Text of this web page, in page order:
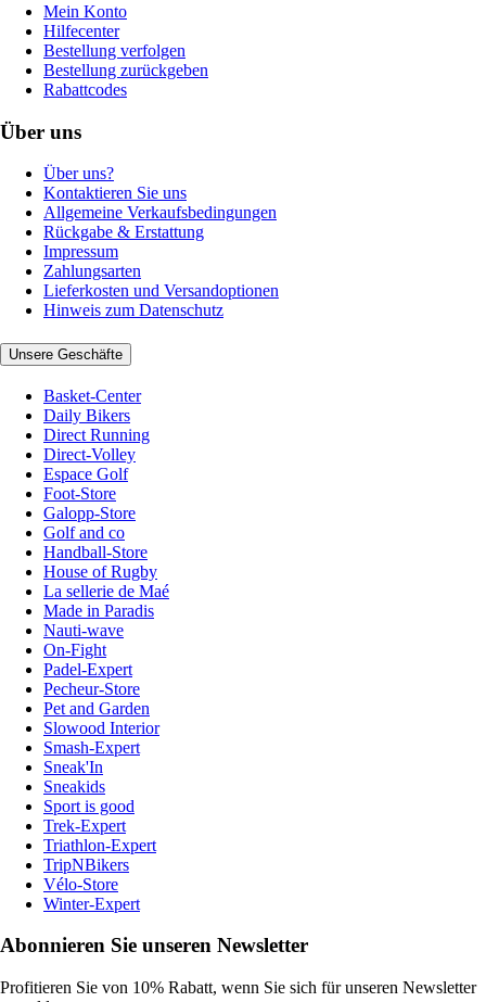
Mein Konto
Hilfecenter
Bestellung verfolgen
Bestellung zurückgeben
Rabattcodes
Über uns
Über uns?
Kontaktieren Sie uns
Allgemeine Verkaufsbedingungen
Rückgabe & Erstattung
Impressum
Zahlungsarten
Lieferkosten und Versandoptionen
Hinweis zum Datenschutz
Unsere Geschäfte
Basket-Center
Daily Bikers
Direct Running
Direct-Volley
Espace Golf
Foot-Store
Galopp-Store
Golf and co
Handball-Store
House of Rugby
La sellerie de Maé
Made in Paradis
Nauti-wave
On-Fight
Padel-Expert
Pecheur-Store
Pet and Garden
Slowood Interior
Smash-Expert
Sneak'In
Sneakids
Sport is good
Trek-Expert
Triathlon-Expert
TripNBikers
Vélo-Store
Winter-Expert
Abonnieren Sie unseren Newsletter
Profitieren Sie von 10% Rabatt, wenn Sie sich für unseren Newsletter